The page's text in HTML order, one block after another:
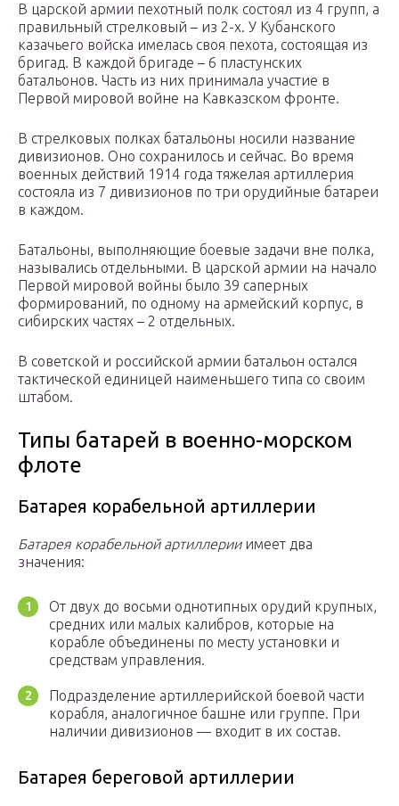
В царской армии пехотный полк состоял из 4 групп, а
правильный стрелковый – из 2-х. У Кубанского
казачьего войска имелась своя пехота, состоящая из
бригад. В каждой бригаде – 6 пластунских
батальонов. Часть из них принимала участие в
Первой мировой войне на Кавказском фронте.
В стрелковых полках батальоны носили название
дивизионов. Оно сохранилось и сейчас. Во время
военных действий 1914 года тяжелая артиллерия
состояла из 7 дивизионов по три орудийные батареи
в каждом.
Батальоны, выполняющие боевые задачи вне полка,
назывались отдельными. В царской армии на начало
Первой мировой войны было 39 саперных
формирований, по одному на армейский корпус, в
сибирских частях – 2 отдельных.
В советской и российской армии батальон остался
тактической единицей наименьшего типа со своим
штабом.
Типы батарей в военно-морском
флоте
Батарея корабельной артиллерии
Батарея корабельной артиллерииимеет два
значения:
От двух до восьми однотипных орудий крупных,
средних или малых калибров, которые на
корабле объединены по месту установки и
средствам управления.
Подразделение артиллерийской боевой части
корабля, аналогичное башне или группе. При
наличии дивизионов — входит в их состав.
Батарея береговой артиллерии